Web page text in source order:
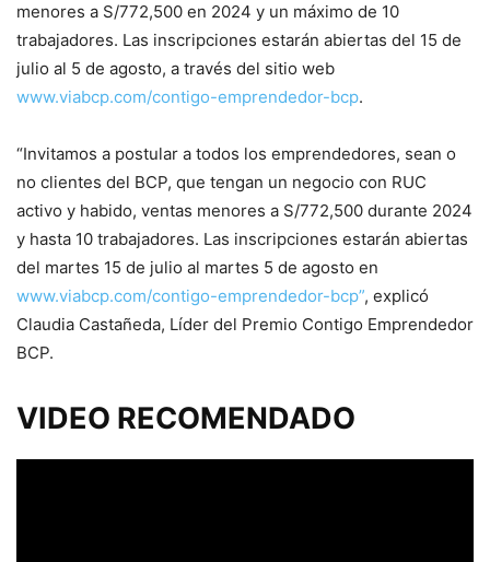
menores a S/772,500 en 2024 y un máximo de 10
trabajadores. Las inscripciones estarán abiertas del 15 de
julio al 5 de agosto, a través del sitio web
www.viabcp.com/contigo-emprendedor-bcp.
“Invitamos a postular a todos los emprendedores, sean o
no clientes del BCP, que tengan un negocio con RUC
activo y habido, ventas menores a S/772,500 durante 2024
y hasta 10 trabajadores. Las inscripciones estarán abiertas
del martes 15 de julio al martes 5 de agosto en
www.viabcp.com/contigo-emprendedor-bcp”, explicó
Claudia Castañeda, Líder del Premio Contigo Emprendedor
BCP.
VIDEO RECOMENDADO